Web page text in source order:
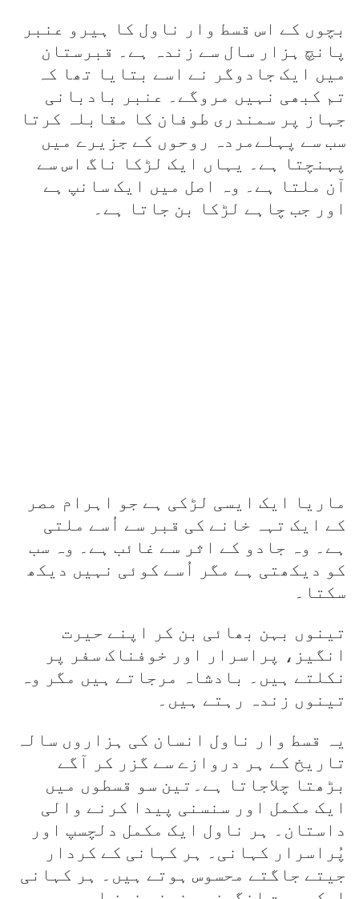
بچوں کے اس قسط وار ناول کا ہیرو عنبر
پانچ ہزار سال سے زندہ ہے۔ قبرستان
میں ایک جادوگر نے اسے بتایا تھا کہ
تم کبھی نہیں مروگے۔ عنبر بادبانی
جہاز پر سمندری طوفان کا مقابلہ کرتا
سب سے پہلےمردہ روحوں کے جزیرے میں
پہنچتا ہے۔ یہاں ایک لڑکا ناگ اس سے
آن ملتا ہے۔ وہ اصل میں ایک سانپ ہے
اور جب چاہے لڑکا بن جاتا ہے۔
ماریا ایک ایسی لڑکی ہے جو اہرام مصر
کے ایک تہہ خانے کی قبر سے اُسے ملتی
ہے۔ وہ جادو کے اثر سے غائب ہے۔ وہ سب
کو دیکھتی ہے مگر اُسے کوئی نہیں دیکھ
سکتا۔
تینوں بہن بھائی بن کر اپنے حیرت
انگیز، پراسرار اور خوفناک سفر پر
نکلتے ہیں۔ بادشاہ مرجاتے ہیں مگر وہ
تینوں زندہ رہتے ہیں۔
یہ قسط وار ناول انسان کی ہزاروں سالہ
تاریخ کے ہر دروازے سے گزر کر آگے
بڑھتا چلاجاتا ہے۔تین سو قسطوں میں
ایک مکمل اور سنسنی پیدا کرنے والی
داستان۔ ہر ناول ایک مکمل دلچسپ اور
پُراسرار کہانی۔ ہر کہانی کے کردار
جیتے جاگتے محسوس ہوتے ہیں۔ ہر کہانی